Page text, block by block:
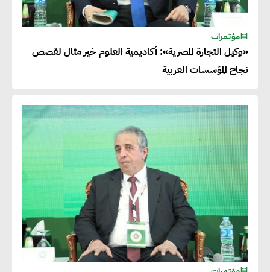
مؤتمرات
«وكيل التجارة المصرية»: أكاديمية العلوم خير مثال لقصص
نجاح المؤسسات العربية